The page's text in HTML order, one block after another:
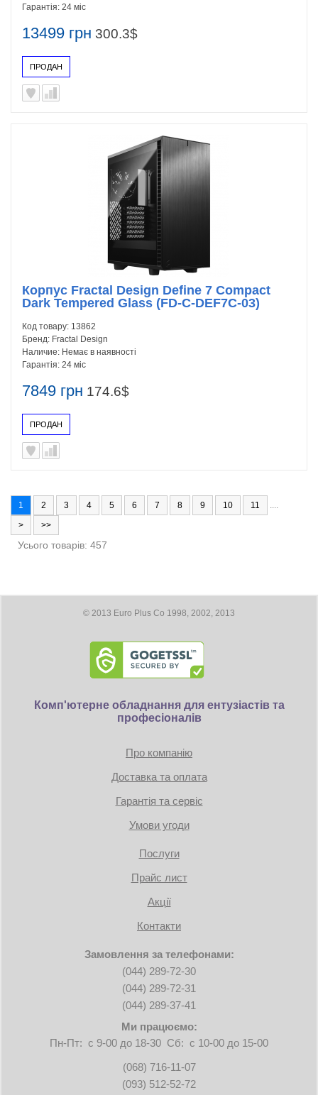
13499 грн 300.3$
ПРОДАН
Гарантія: 24 міс
7849 грн 174.6$
ПРОДАН
Корпус Fractal Design Define 7 Compact
Dark Tempered Glass (FD-C-DEF7C-03)
Код товару: 13862
Бренд: Fractal Design
Наличие: Немає в наявності
Гарантія: 24 міс
1 2 3 4 5 6 7 8 9 10 11
....
>
>>
Усього товарів: 457
© 2013 Euro Plus Co 1998, 2002, 2013
Комп'ютерне обладнання для ентузіастів та
професіоналів
Про компанію
Доставка та оплата
Гарантія та сервіс
Умови угоди
Послуги
Прайс лист
Акції
Контакти
Замовлення за телефонами:
(044) 289-72-30
(044) 289-72-31
(044) 289-37-41
Ми працюємо:
Пн-Пт: с 9-00 до 18-30 Сб: с 10-00 до 15-00
(068) 716-11-07
(093) 512-52-72